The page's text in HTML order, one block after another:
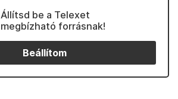
Állítsd be a Telexet
megbízható forrásnak!
Beállítom